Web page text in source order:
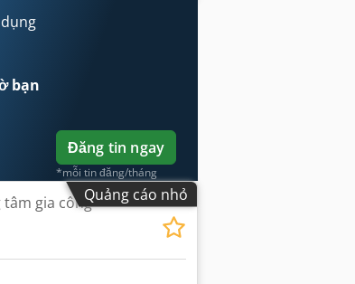
bạn
Đăng tin ngay
*mỗi tin đăng/tháng
Quảng cáo nhỏ
gia công